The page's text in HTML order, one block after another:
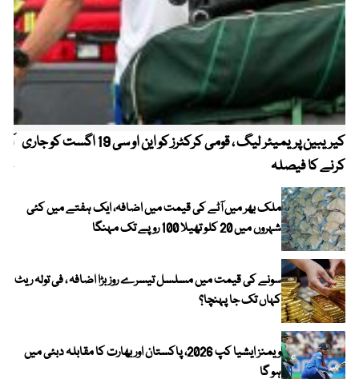
کیریبین پریمیئر لیگ ، قومی کرکٹرز کو این او سی 19 اگست کو جاری
کرنے کا فیصلہ
ملک بھر میں آٹے کی قیمت میں اضافہ، ایک ہفتے میں کئی
شہروں میں 20 کلو تھیلا 100 روپے تک مہنگا
سونے کی قیمت میں مسلسل تیسرے روز بڑا اضافہ ، فی تولہ ریٹ
کہاں تک جا پہنچا؟
ویمنز ایشیا کپ 2026، پاکستان اور بھارت کا مقابلہ دبئی میں
ہو گا